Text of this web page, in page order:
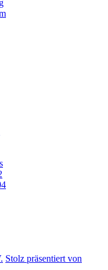
Stolz präsentiert von